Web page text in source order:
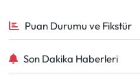
Puan Durumu ve Fikstür
Son Dakika Haberleri